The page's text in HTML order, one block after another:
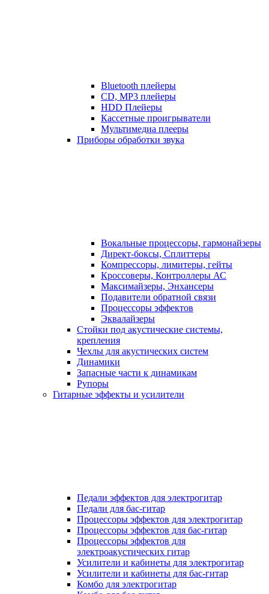
Bluetooth плейеры
CD, MP3 плейеры
HDD Плейеры
Кассетные проигрыватели
Мультимедиа плееры
Приборы обработки звука
Вокальные процессоры, гармонайзеры
Директ-боксы, Сплиттеры
Компрессоры, лимитеры, гейты
Кроссоверы, Контроллеры АС
Максимайзеры, Энхансеры
Подавители обратной связи
Процессоры эффектов
Эквалайзеры
Стойки под акустические системы,
крепления
Чехлы для акустических систем
Динамики
Запасные части к динамикам
Рупоры
Гитарные эффекты и усилители
Педали эффектов для электрогитар
Педали для бас-гитар
Процессоры эффектов для электрогитар
Процессоры эффектов для бас-гитар
Процессоры эффектов для
электроакустических гитар
Усилители и кабинеты для электрогитар
Усилители и кабинеты для бас-гитар
Комбо для электрогитар